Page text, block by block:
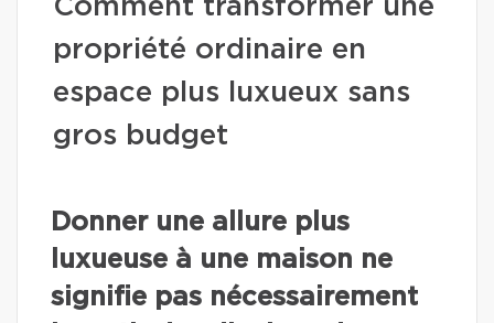
Comment transformer une
propriété ordinaire en
espace plus luxueux sans
gros budget
Donner une allure plus
luxueuse à une maison ne
signifie pas nécessairement